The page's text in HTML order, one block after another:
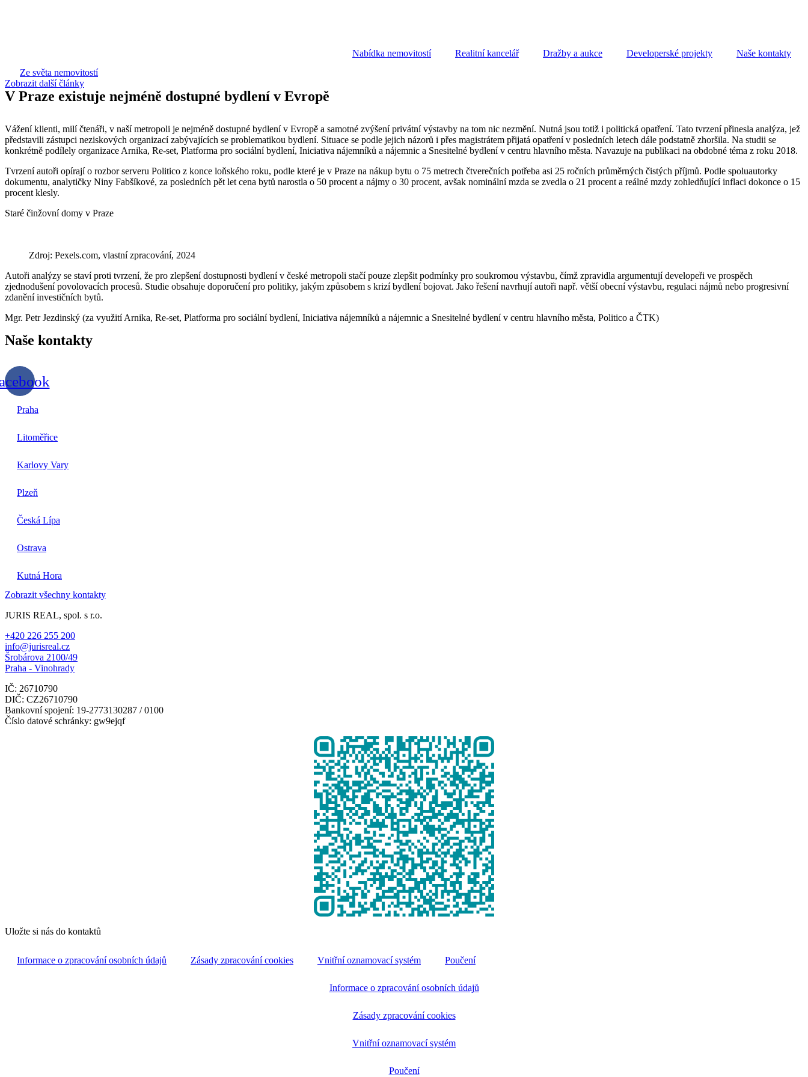
Nabídka nemovitostí Realitní kancelář Dražby a aukce Developerské projekty
Naše kontakty
Ze světa nemovitostí
Zobrazit další články
V Praze existuje nejméně dostupné bydlení v Evropě
Vážení klienti, milí čtenáři, v naší metropoli je nejméně dostupné bydlení v Evropě a samotné zvýšení privátní výstavby na tom nic nezmění. Nutná jsou totiž i politická opatření. Tato tvrzení přinesla analýza, jež
představili zástupci neziskových organizací zabývajících se problematikou bydlení. Situace se podle jejich názorů i přes magistrátem přijatá opatření v posledních letech dále podstatně zhoršila. Na studii se
konkrétně podílely organizace Arnika, Re-set, Platforma pro sociální bydlení, Iniciativa nájemníků a nájemnic a Snesitelné bydlení v centru hlavního města. Navazuje na publikaci na obdobné téma z roku 2018.
Tvrzení autoři opírají o rozbor serveru Politico z konce loňského roku, podle které je v Praze na nákup bytu o 75 metrech čtverečních potřeba asi 25 ročních průměrných čistých příjmů. Podle spoluautorky
dokumentu, analytičky Niny Fabšíkové, za posledních pět let cena bytů narostla o 50 procent a nájmy o 30 procent, avšak nominální mzda se zvedla o 21 procent a reálné mzdy zohledňující inflaci dokonce o 15
procent klesly.
Staré činžovní domy v Praze
Zdroj: Pexels.com, vlastní zpracování, 2024
Autoři analýzy se staví proti tvrzení, že pro zlepšení dostupnosti bydlení v české metropoli stačí pouze zlepšit podmínky pro soukromou výstavbu, čímž zpravidla argumentují developeři ve prospěch
zjednodušení povolovacích procesů. Studie obsahuje doporučení pro politiky, jakým způsobem s krizí bydlení bojovat. Jako řešení navrhují autoři např. větší obecní výstavbu, regulaci nájmů nebo progresivní
zdanění investičních bytů.
Mgr. Petr Jezdinský (za využití Arnika, Re-set, Platforma pro sociální bydlení, Iniciativa nájemníků a nájemnic a Snesitelné bydlení v centru hlavního města, Politico a ČTK)
Naše kontakty
Praha
Litoměřice
Karlovy Vary
Plzeň
Česká Lípa
Ostrava
Kutná Hora
Zobrazit všechny kontakty
JURIS REAL, spol. s r.o.
+420 226 255 200
info@jurisreal.cz
Šrobárova 2100/49
Praha - Vinohrady
IČ: 26710790
DIČ: CZ26710790
Bankovní spojení: 19-2773130287 / 0100
Číslo datové schránky: gw9ejqf
Uložte si nás do kontaktů
Informace o zpracování osobních údajů Zásady zpracování cookies Vnitřní oznamovací systém Poučení
Informace o zpracování osobních údajů
Zásady zpracování cookies
Vnitřní oznamovací systém
Poučení